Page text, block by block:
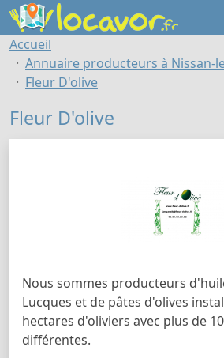
Accueil
Annuaire producteurs à Nissan-
Fleur D'olive
Fleur D'olive
Nous sommes producteurs
Lucques et de pâtes d'olives
hectares d'oliviers avec plus de
différentes.